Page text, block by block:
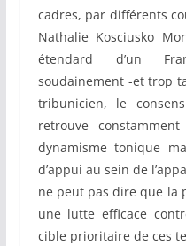
cadres, par différents
Nathalie Kosciusko
étendard d’un
soudainement -et trop
tribunicien, le
retrouve
dynamisme tonique
d’appui au sein de
ne peut pas dire que la
une lutte efficace
cible prioritaire de ces